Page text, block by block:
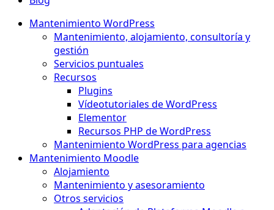
Mantenimiento WordPress
Mantenimiento, alojamiento, consultoría y
gestión
Servicios puntuales
Recursos
Plugins
Vídeotutoriales de WordPress
Elementor
Recursos PHP de WordPress
Mantenimiento WordPress para agencias
Mantenimiento Moodle
Alojamiento
Mantenimiento y asesoramiento
Otros servicios